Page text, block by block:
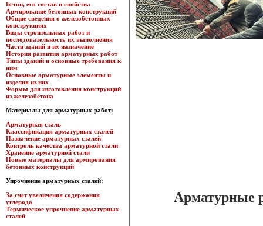
Бетон, его состав и свойства
Армирование бетонных конструкций
Общие сведения о железобетонных
конструкциях
Виды строительных работ и
последовательность их выполнения
Части зданий и их назначение
История развития арматурных работ
Типы зданий и основные требования к
ним
Основные арматурные элементы и
изделия из них
Формы для изготовления конструкций
из железобетона
Материалы для арматурных работ:
Арматурная сталь
Классификация арматурных сталей
Назначение арматурных сталей
Контроль качества арматурной стали
Хранение арматурной стали
Новые материалы для армирования
бетонных конструкций
Упрочнение арматурных сталей:
За счет увеличения содержания
углерода
Термическое упрочнение арматурных
сталей
Арматурные